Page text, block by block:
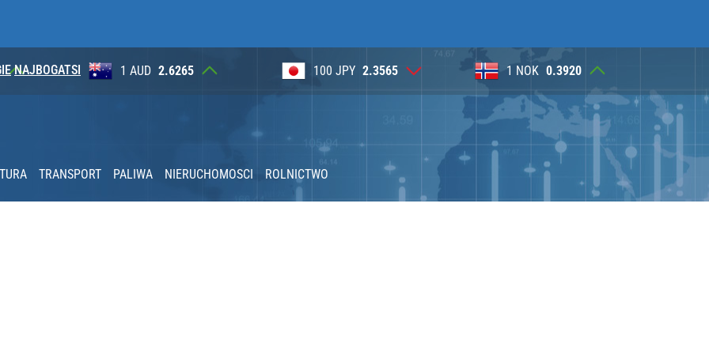
NAJBOGATSI
500 zł mandatu 100 JPY 2.3565 1 NOK 0.3920 1 DKK 0.5753
TRANSPORT PALIWA NIERUCHOMOSCI ROLNICTWO